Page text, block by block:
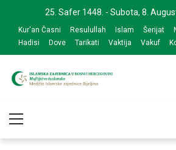
navigation
content
25. Safer 1448. - Subota, 8.
Kur'an Časni Resulullah Islam Šerijat
Hadisi
Dove Tarikati Vaktija Vakuf
zajednice
Menu